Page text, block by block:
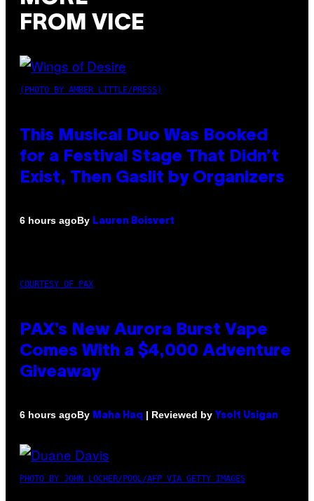
FROM VICE
(PHOTO BY AMBER LITTLE/PRESS)
This Musical Duo Was Booked
for a Festival Stage That Didn’t
Exist, Then Gaslit by Organizers
6 hours agoBy Lauren Boisvert
COURTESY OF PAX
PAX’s New Aurora Burst Vape
Comes With a $4,000 Adventure
Giveaway
6 hours agoBy Maha Haq | Reviewed by Ysolt Usigan
PHOTO BY JOHN LOCHER/POOL/AFP VIA GETTY IMAGES